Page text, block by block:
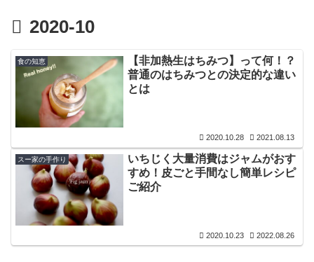
2020-10
食の知恵
【非加熱生はちみつ】って何！？
普通のはちみつとの決定的な違い
とは
2020.10.28 2021.08.13
スー家の手作り
いちじく大量消費はジャムがおす
すめ！皮ごと手間なし簡単レシピ
ご紹介
2020.10.23 2022.08.26